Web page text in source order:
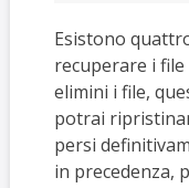
Esistono
recuperare i file
elimini i file,
potrai
persi
in precedenza,